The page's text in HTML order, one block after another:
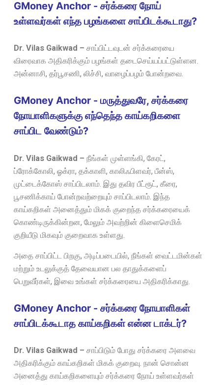
GMoney Anchor - சர்க்கரை நோய்
உள்ளவர்கள் எந்த பழங்களை சாப்பிடக்கூடாது?
Dr. Vilas Gaikwad – சாப்பிட்டவுடன் சர்க்கரையை
விரைவாக அதிகரிக்கும் பழங்கள் தடைசெய்யப்பட்டுள்ளன.
அன்னாசி, தர்பூசணி, லிச்சி, வாழைப்பழம் போன்றவை.
GMoney Anchor - மருத்துவரே, சர்க்கரை
நோயாளிகளுக்கு எந்தெந்த காய்கறிகளை
சாப்பிட வேண்டும்?
Dr. Vilas Gaikwad – நீங்கள் முள்ளங்கி, கேரட்,
ப்ரோக்கோலி, ஓக்ரா, தக்காளி, காலிஃபிளவர், பீன்ஸ்,
முட்டைக்கோஸ் சாப்பிடலாம். இது தவிர பீட்ரூட், கீரை,
பூசணிக்காய் போன்றவற்றையும் சாப்பிடலாம். இந்த
காய்கறிகள் அனைத்தும் மிகக் குறைந்த சர்க்கரையைக்
கொண்டிருக்கின்றன, மேலும் அவற்றின் கிளைசெமிக்
குறியீடு மிகவும் குறைவாக உள்ளது.
அதை சாப்பிட்ட பிறகு, அடிப்படையில், நீங்கள் வைட்டமின்கள்
மற்றும் உடலுக்குத் தேவையான பல தாதுக்களைப்
பெறுவீர்கள், இவை உங்கள் சர்க்கரையை அதிகரிக்காது.
GMoney Anchor - சர்க்கரை நோயாளிகள்
சாப்பிடக்கூடாத காய்கறிகள் என்ன டாக்டர்?
Dr. Vilas Gaikwad – சாப்பிடும் போது சர்க்கரை அளவை
அதிகரிக்கும் காய்கறிகள் மிகக் குறைவு. நான் சொன்ன
அனைத்து காய்கறிகளையும் சர்க்கரை நோய் உள்ளவர்கள்